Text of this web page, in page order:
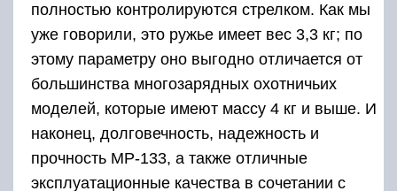
полностью контролируются стрелком. Как мы
уже говорили, это ружье имеет вес 3,3 кг; по
этому параметру оно выгодно отличается от
большинства многозарядных охотничьих
моделей, которые имеют массу 4 кг и выше. И
наконец, долговечность, надежность и
прочность МР-133, а также отличные
эксплуатационные качества в сочетании с